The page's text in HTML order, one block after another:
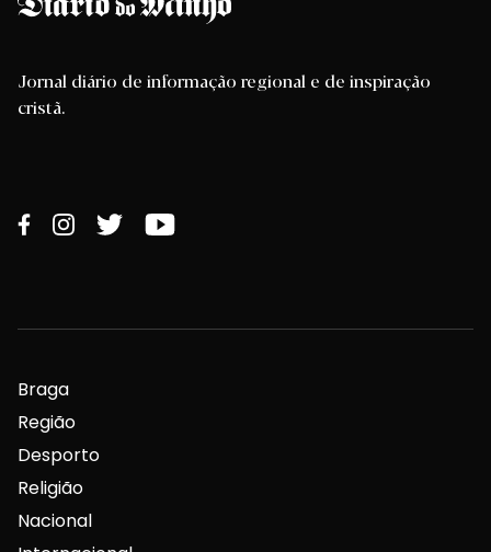
Jornal diário de informação regional e de inspiração
cristã.
Braga
Região
Desporto
Religião
Nacional